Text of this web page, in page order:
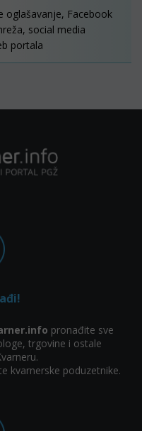
oglašavanje, Facebook
social media
portala
pronađite sve
trgovine i ostale
kvarnerske poduzetnike.